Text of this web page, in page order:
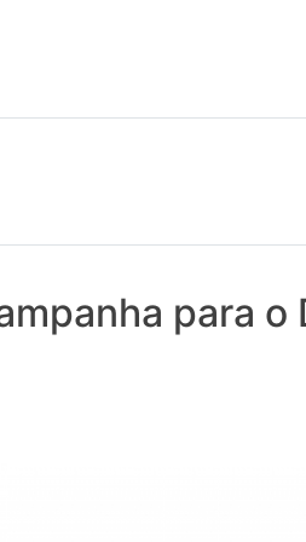
contam! Tudo o que se passa na
para o